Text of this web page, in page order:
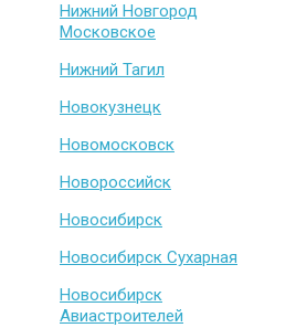
Нижний Новгород
Московское
Нижний Тагил
Новокузнецк
Новомосковск
Новороссийск
Новосибирск
Новосибирск Сухарная
Новосибирск
Авиастроителей